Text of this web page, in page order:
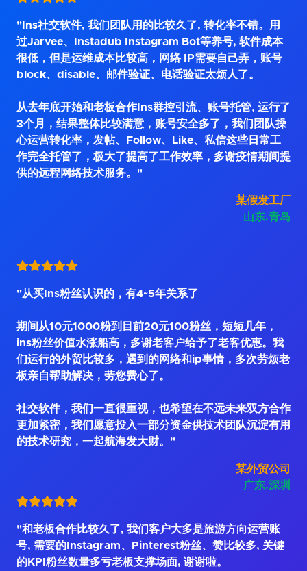
"Ins社交软件, 我们团队用的比较久了, 转化率不错。用
过Jarvee、Instadub Instagram Bot等养号, 软件成本
很低，但是运维成本比较高，网络 IP需要自己弄，账号
block、disable、邮件验证、电话验证太烦人了。
从去年底开始和老板合作Ins群控引流、账号托管, 运行了
3个月，结果整体比较满意，账号安全多了，我们团队操
心运营转化率，发帖、Follow、Like、私信这些日常工
作完全托管了，极大了提高了工作效率，多谢疫情期间提
供的远程网络技术服务。"
某假发工厂
山东.青岛
"从买Ins粉丝认识的，有4~5年关系了
期间从10元1000粉到目前20元100粉丝，短短几年，
ins粉丝价值水涨船高，多谢老客户给予了老客优惠。我
们运行的外贸比较多，遇到的网络和ip事情，多次劳烦老
板亲自帮助解决，劳您费心了。
社交软件，我们一直很重视，也希望在不远未来双方合作
更加紧密，我们愿意投入一部分资金供技术团队沉淀有用
的技术研究，一起航海发大财。"
某外贸公司
广东.深圳
"和老板合作比较久了, 我们客户大多是旅游方向运营账
号, 需要的Instagram、Pinterest粉丝、赞比较多, 关键
的KPI粉丝数量多亏老板支撑场面, 谢谢啦。